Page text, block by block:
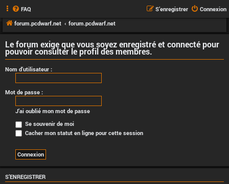
FAQ Connexion
S’enregistrer
forum.pcdwarf.net
forum.pcdwarf.net
Le forum exige que vous soyez enregistré et connecté pour
pouvoir consulter le profil des membres.
Nom d’utilisateur :
Mot de passe :
J’ai oublié mon mot de passe
Se souvenir de moi
Cacher mon statut en ligne pour cette session
S’ENREGISTRER